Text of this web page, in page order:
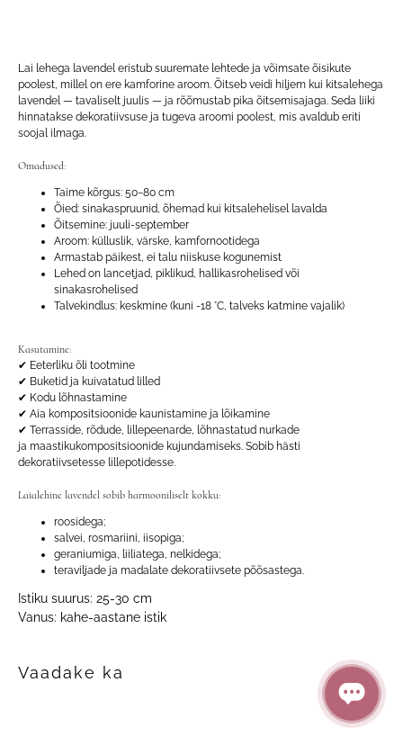
Lai lehega lavendel eristub suuremate lehtede ja võimsate õisikute
poolest, millel on ere kamforine aroom. Õitseb veidi hiljem kui kitsalehega
lavendel — tavaliselt juulis — ja rõõmustab pika õitsemisajaga. Seda liiki
hinnatakse dekoratiivsuse ja tugeva aroomi poolest, mis avaldub eriti
soojal ilmaga.
Omadused:
Taime kõrgus: 50−80 cm
Õied: sinakaspruunid, õhemad kui kitsalehelisel lavalda
Õitsemine: juuli-september
Aroom: külluslik, värske, kamfornootidega
Armastab päikest, ei talu niiskuse kogunemist
Lehed on lancetjad, piklikud, hallikasrohelised või
sinakasrohelised
Talvekindlus: keskmine (kuni -18 °C, talveks katmine vajalik)
Kasutamine:
✔ Eeterliku õli tootmine
✔ Buketid ja kuivatatud lilled
✔ Kodu lõhnastamine
✔ Aia kompositsioonide kaunistamine ja lõikamine
✔ Terrasside, rõdude, lillepeenarde, lõhnastatud nurkade
ja maastikukompositsioonide kujundamiseks. Sobib hästi
dekoratiivsetesse lillepotidesse.
Laialehine lavendel sobib harmooniliselt kokku:
roosidega;
salvei, rosmariini, iisopiga;
geraniumiga, liiliatega, nelkidega;
teraviljade ja madalate dekoratiivsete põõsastega.
Istiku suurus: 25-30 cm
Vanus: kahe-aastane istik
Vaadake ka